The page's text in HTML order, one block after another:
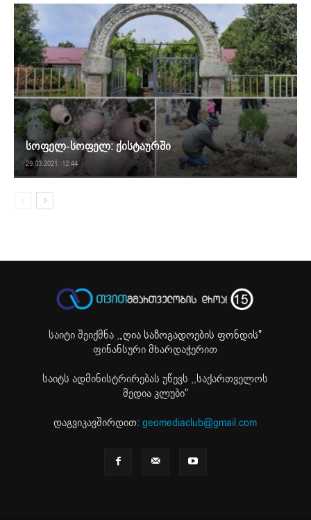
სოფელ-სოფელ: ქისტაურში
29.03.2021. 12:44
საიტი შეიქმნა ,„ღია საზოგადოების ფონდის"
ფინანსური მხარდაჭერით
საიტს ადმინისტრირებას უწევს ,,საქართველოს
მედია კლუბი"
დაგვიკავშირდით:geomediaclub@gmail.com